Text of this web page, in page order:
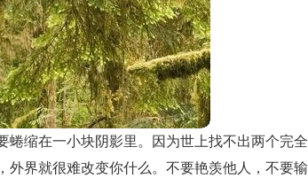
缩在一小块阴影里。因为世上找不出两个完全
界就很难改变你什么。不要艳羡他人，不要输